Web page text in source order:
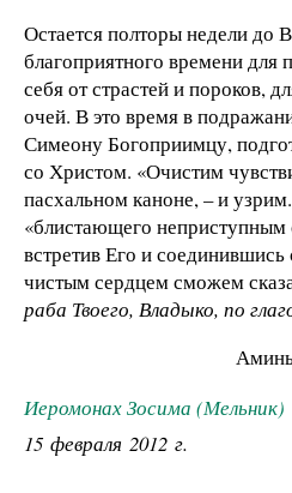
Остается полторы недели до
благоприятного времени для
себя от страстей и пороков,
очей. В это время в
Симеону Богоприимцу,
со Христом. «Очистим
пасхальном каноне, – и
«блистающего
встретив Его и
чистым сердцем сможем
раба Твоего, Владыко, по
Иеромонах Зосима (Мельник)
15 февраля 2012 г.